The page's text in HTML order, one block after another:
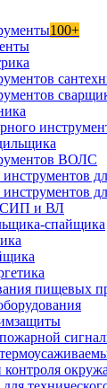
100+
ВОЛС
СИП и ВЛ
спайщика
пищевых
контроля